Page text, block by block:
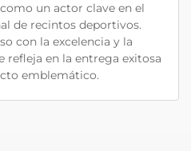
un actor clave en el
de recintos deportivos.
con la excelencia y la
refleja en la entrega exitosa
emblemático.